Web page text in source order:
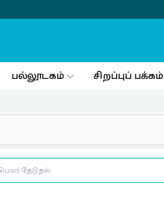
பல்லூடகம் சிறப்புப் பக்கம்